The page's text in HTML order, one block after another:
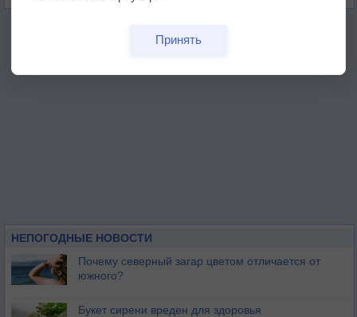
НЕПОГОДНЫЕ НОВОСТИ
Почему северный загар цветом отличается от
южного?
Букет сирени вреден для здоровья
Принять